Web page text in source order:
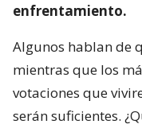
enfrentamiento.
Algunos hablan de
mientras que los
votaciones que
serán suficientes.